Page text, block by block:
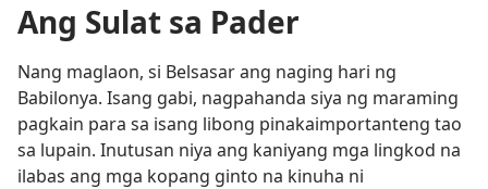
Ang Sulat sa Pader
Nang maglaon, si Belsasar ang naging hari ng
Babilonya. Isang gabi, nagpahanda siya ng maraming
pagkain para sa isang libong pinakaimportanteng tao
sa lupain. Inutusan niya ang kaniyang mga lingkod na
ilabas ang mga kopang ginto na kinuha ni